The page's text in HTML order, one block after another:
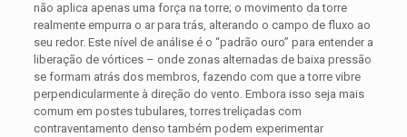
não aplica apenas uma força na torre; o movimento da torre
realmente empurra o ar para trás, alterando o campo de fluxo ao
seu redor. Este nível de análise é o “padrão ouro” para entender a
liberação de vórtices – onde zonas alternadas de baixa pressão
se formam atrás dos membros, fazendo com que a torre vibre
perpendicularmente à direção do vento. Embora isso seja mais
comum em postes tubulares, torres treliçadas com
contraventamento denso também podem experimentar